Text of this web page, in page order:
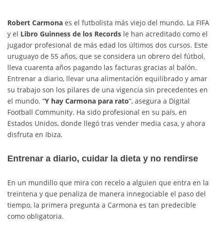
Robert Carmona es el futbolista más viejo del mundo. La FIFA
y el Libro Guinness de los Records le han acreditado como el
jugador profesional de más edad los últimos dos cursos. Este
uruguayo de 55 años, que se considera un obrero del fútbol,
lleva cuarenta años pagando las facturas gracias al balón.
Entrenar a diario, llevar una alimentación equilibrado y amar
su trabajo son los pilares de una vigencia sin precedentes en
el mundo. “Y hay Carmona para rato”, asegura a Digital
Football Community. Ha sido profesional en su país, en
Estados Unidos, donde llegó tras vender media casa, y ahora
disfruta en Ibiza.
Entrenar a diario, cuidar la dieta y no rendirse
En un mundillo que mira con recelo a alguien que entra en la
treintena y que penaliza de manera innegociable el paso del
tiempo, la primera pregunta a Carmona es tan predecible
como obligatoria.